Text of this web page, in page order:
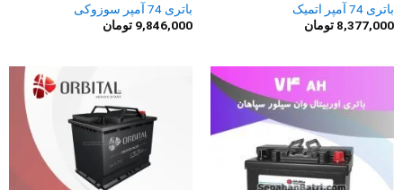
باتری 74 آمپر اتمیک
8,377,000 تومان
باتری 74 آمپر سوزوکی
9,846,000 تومان